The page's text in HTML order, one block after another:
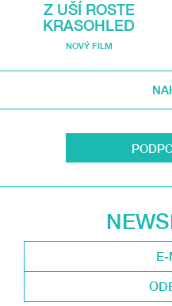
Z UŠÍ ROSTE
KRASOHLED
NOVÝ FILM